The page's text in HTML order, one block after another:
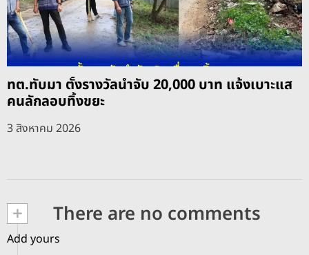
ทต.ทับมา ตั้งรางวัลนำจับ 20,000 บาท แจ้งเบาะแส
คนลักลอบทิ้งขยะ
3 สิงหาคม 2026
+ There are no comments
Add yours